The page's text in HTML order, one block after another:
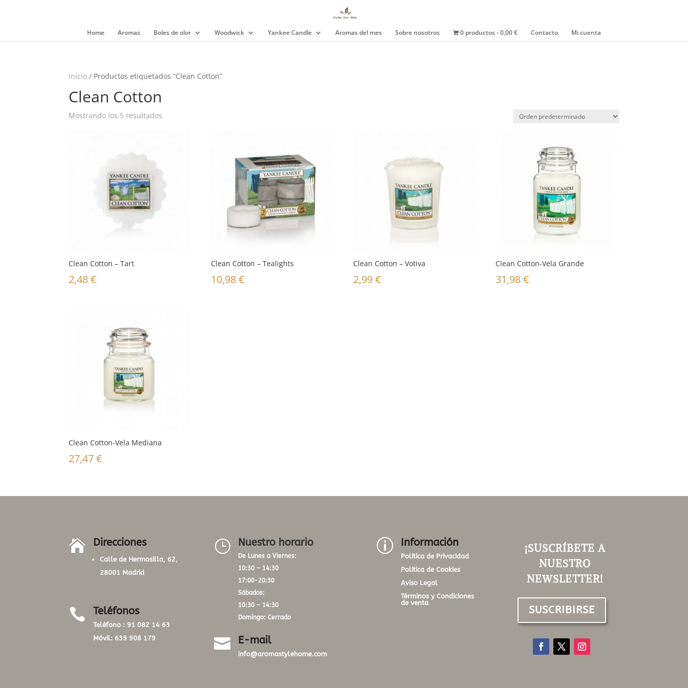
Home Aromas Boles de olor Woodwick Yankee Candle Aromas del mes Sobre nosotros 0 productos 0,00 € Contacto Mi cuenta
Inicio / Productos etiquetados “Clean Cotton”
Clean Cotton
Mostrando los 5 resultados
Clean Cotton – Tart
2,48€
Clean Cotton – Tealights
10,98€
Clean Cotton – Votiva
2,99€
Clean Cotton-Vela Grande
31,98€
Clean Cotton-Vela Mediana
27,47€
 Direcciones
Calle de Hermosilla, 62,
28001 Madrid
 Teléfonos
Teléfono : 91 082 14 63
Móvil: 639 908 179
} Nuestro horario
De Lunes a Viernes:
10:30 – 14:30
17:00-20:30
Sábados:
10:30 – 14:30
Domingo: Cerrado
 E-mail
info@aromastylehome.com
p Información
Política de Privacidad
Política de Cookies
Aviso Legal
Términos y Condiciones
de venta
¡SUSCRÍBETE A
NUESTRO
NEWSLETTER!
SUSCRIBIRSE